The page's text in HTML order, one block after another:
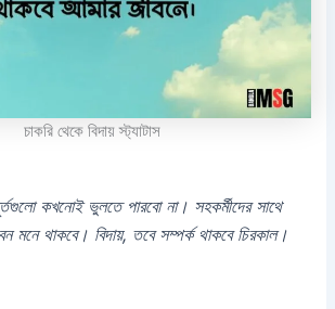
চাকরি থেকে বিদায় স্ট্যাটাস
কখনোই ভুলতে পারবো না। সহকর্মীদের সাথে
মনে থাকবে। বিদায়, তবে সম্পর্ক থাকবে চিরকাল।